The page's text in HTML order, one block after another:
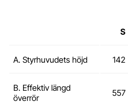
S
A. Styrhuvudets höjd 142
B. Effektiv längd
överrör
557